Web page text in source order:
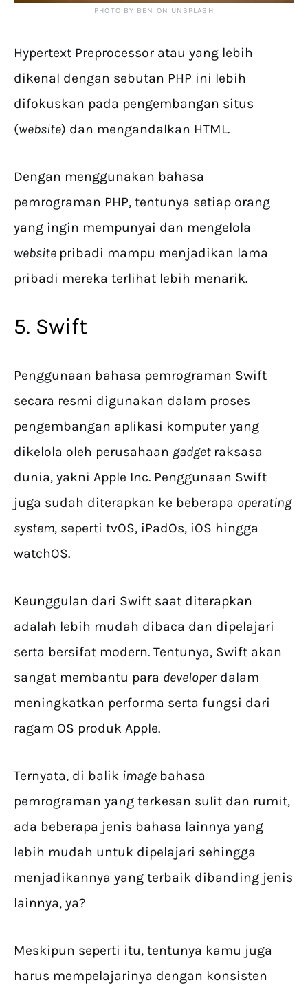
PHOTO BY BEN ON UNSPLASH
Hypertext Preprocessor atau yang lebih
dikenal dengan sebutan PHP ini lebih
difokuskan pada pengembangan situs
(website) dan mengandalkan HTML.
Dengan menggunakan bahasa
pemrograman PHP, tentunya setiap orang
yang ingin mempunyai dan mengelola
website pribadi mampu menjadikan lama
pribadi mereka terlihat lebih menarik.
5. Swift
Penggunaan bahasa pemrograman Swift
secara resmi digunakan dalam proses
pengembangan aplikasi komputer yang
dikelola oleh perusahaan gadget raksasa
dunia, yakni Apple Inc. Penggunaan Swift
juga sudah diterapkan ke beberapa operating
system, seperti tvOS, iPadOs, iOS hingga
watchOS.
Keunggulan dari Swift saat diterapkan
adalah lebih mudah dibaca dan dipelajari
serta bersifat modern. Tentunya, Swift akan
sangat membantu para developer dalam
meningkatkan performa serta fungsi dari
ragam OS produk Apple.
Ternyata, di balik image bahasa
pemrograman yang terkesan sulit dan rumit,
ada beberapa jenis bahasa lainnya yang
lebih mudah untuk dipelajari sehingga
menjadikannya yang terbaik dibanding jenis
lainnya, ya?
Meskipun seperti itu, tentunya kamu juga
harus mempelajarinya dengan konsisten